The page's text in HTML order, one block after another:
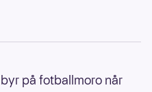
på fotballmoro når